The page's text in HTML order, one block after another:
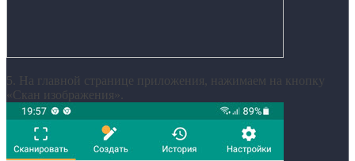
5. На главной странице приложения, нажимаем на кнопку
«Скан изображения».